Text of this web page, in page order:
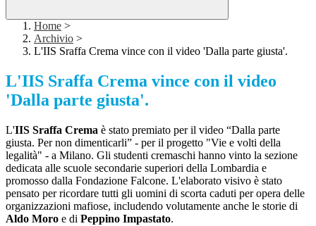
Home >
Archivio >
L'IIS Sraffa Crema vince con il video 'Dalla parte giusta'.
L'IIS Sraffa Crema vince con il video
'Dalla parte giusta'.
L'IIS Sraffa Crema è stato premiato per il video “Dalla parte
giusta. Per non dimenticarli” - per il progetto "Vie e volti della
legalità" - a Milano. Gli studenti cremaschi hanno vinto la sezione
dedicata alle scuole secondarie superiori della Lombardia e
promosso dalla Fondazione Falcone. L'elaborato visivo è stato
pensato per ricordare tutti gli uomini di scorta caduti per opera delle
organizzazioni mafiose, includendo volutamente anche le storie di
Aldo Moro e di Peppino Impastato.